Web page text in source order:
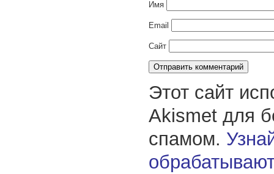
Имя
Email
Сайт
Этот сайт
Akismet для
спамом.